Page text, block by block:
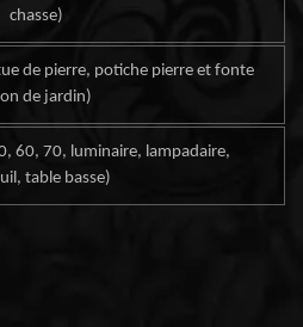
chasse)
de pierre, potiche pierre et fonte
de jardin)
60, 70, luminaire, lampadaire,
table basse)